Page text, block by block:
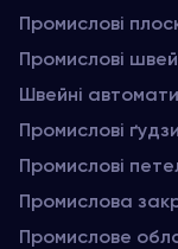
Промислові
Промислові
Швейні автомати
Промислові
Промислові
Промислова
Промислове